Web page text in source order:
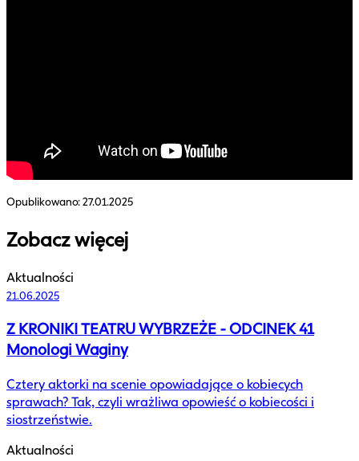
Opublikowano:27.01.2025
Zobacz więcej
Aktualności
21.06.2025
Z KRONIKI TEATRU WYBRZEŻE - ODCINEK 41
Monologi Waginy
Cztery aktorki na scenie opowiadające o kobiecych
sprawach? Tak, czyli wrażliwa opowieść o kobiecości i
siostrzeństwie.
Aktualności